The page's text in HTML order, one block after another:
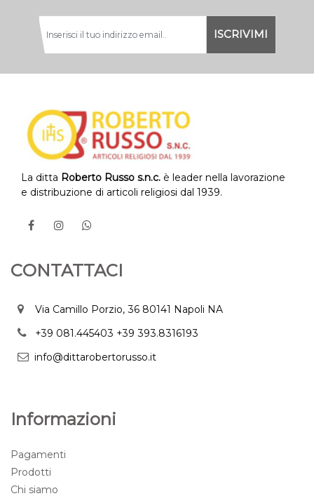
La ditta Roberto Russo s.n.c. è leader nella lavorazione
e distribuzione di articoli religiosi dal 1939.
CONTATTACI
Via Camillo Porzio, 36 80141 Napoli NA
+39 081.445403 +39 393.8316193
info@dittarobertorusso.it
Informazioni
Pagamenti
Prodotti
Chi siamo